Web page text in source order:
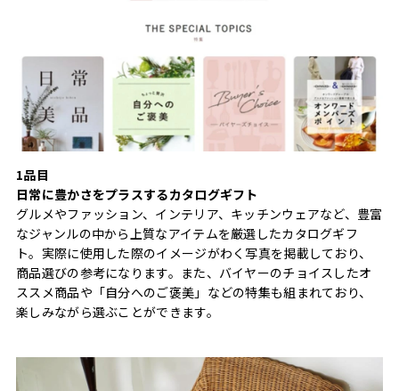
1品目
日常に豊かさをプラスするカタログギフト
グルメやファッション、インテリア、キッチンウェアなど、豊富
なジャンルの中から上質なアイテムを厳選したカタログギフ
ト。実際に使用した際のイメージがわく写真を掲載しており、
商品選びの参考になります。また、バイヤーのチョイスしたオ
ススメ商品や「自分へのご褒美」などの特集も組まれており、
楽しみながら選ぶことができます。